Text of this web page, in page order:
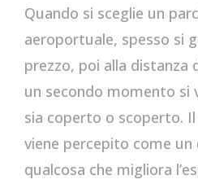
Quando si sceglie un
aeroportuale, spesso si
prezzo, poi alla distanza
un secondo momento si
sia coperto o scoperto.
viene percepito come
qualcosa che migliora